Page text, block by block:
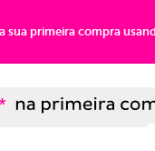
sua primeira compra